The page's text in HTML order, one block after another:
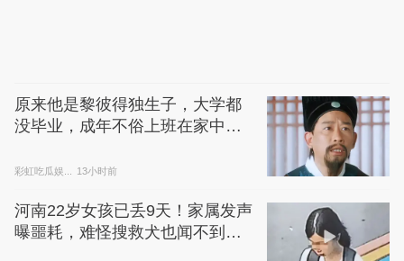
原来他是黎彼得独生子，大学都
没毕业，成年不俗上班在家中啃
彩虹吃瓜娱... 13小时前
河南22岁女孩已丢9天！家属发声
曝噩耗，难怪搜救犬也闻不到气